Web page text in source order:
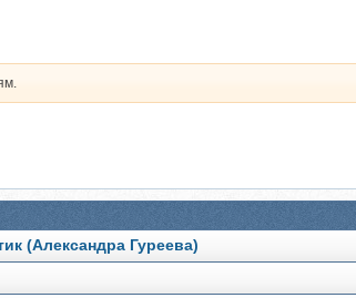
(Александра Гуреева)